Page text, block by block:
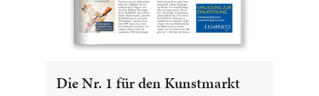
Die Nr. 1 für den Kunstmarkt